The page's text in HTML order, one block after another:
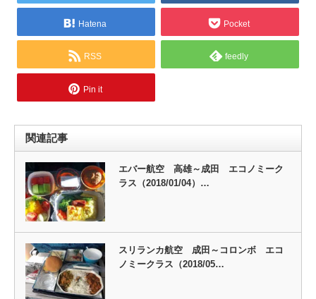
Hatena Pocket
RSS feedly
Pin it
関連記事
エバー航空 高雄～成田 エコノミーク
ラス（2018/01/04）…
スリランカ航空 成田～コロンボ エコ
ノミークラス（2018/05…